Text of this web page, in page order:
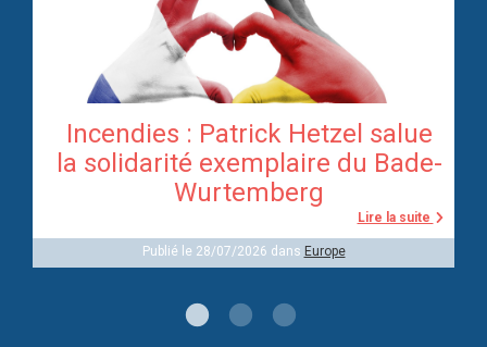
Incendies : Patrick Hetzel salue
la solidarité exemplaire du Bade-
Wurtemberg
Lire la suite
Publié le 28/07/2026 dans Europe